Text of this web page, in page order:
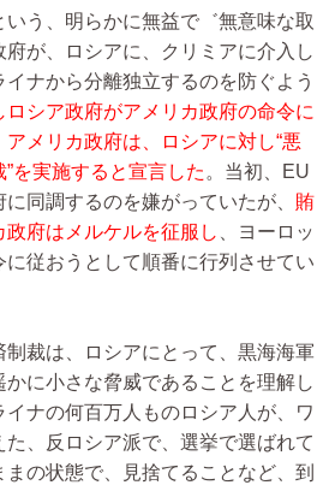
いう、明らかに無益で゛無意味な取
府が、ロシアに、クリミアに介入し
ナから分離独立するのを防ぐよう
ロシア政府がアメリカ政府の命令に
メリカ政府は、ロシアに対し“悪
を実施すると宣言した 。当初、EU
同調するのを嫌がっていたが、 賄
府はメルケルを征服し
、ヨーロッ
従おうとして順番に行列させてい
裁は、ロシアにとって、黒海海軍
に小さな脅威であることを理解し
ナの何百万人ものロシア人が、ワ
た、反ロシア派で、選挙で選ばれて
の状態で、見捨てることなど、到